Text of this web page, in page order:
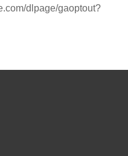
dlpage/gaoptout?